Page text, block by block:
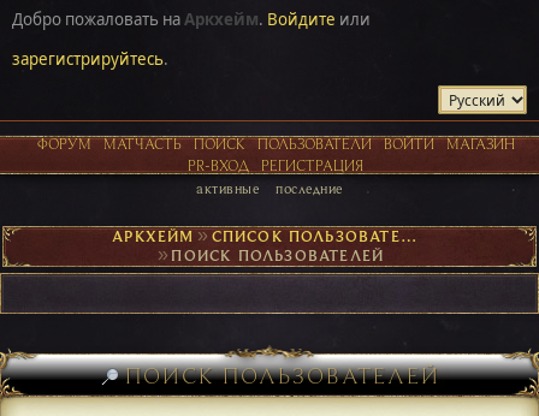
Добро пожаловать наАркхейм. Войдите или
зарегистрируйтесь.
ФОРУМ МАТЧАСТЬ ПОИСК ПОЛЬЗОВАТЕЛИ ВОЙТИ
МАГАЗИН
PR-ВХОД
РЕГИСТРАЦИЯ
активные последние
АРКХЕЙМ► СПИСОК ПОЛЬЗОВАТЕЛЕЙ
►ПОИСК ПОЛЬЗОВАТЕЛЕЙ
ПОИСК ПОЛЬЗОВАТЕЛЕЙ